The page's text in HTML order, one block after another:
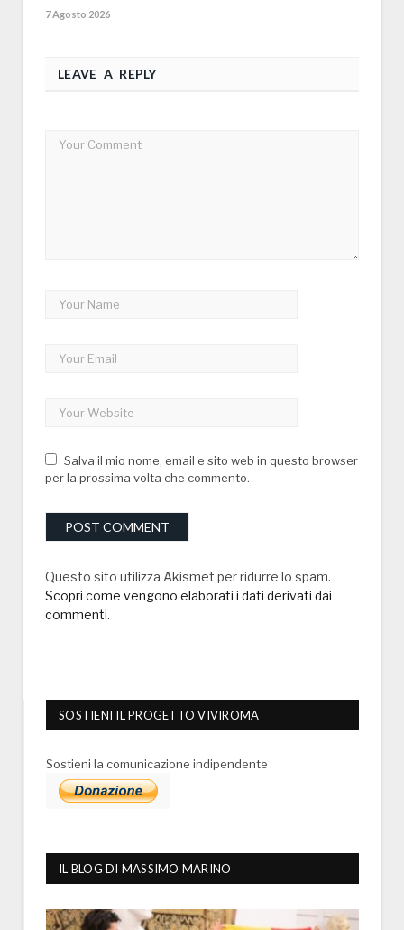
7 Agosto 2026
LEAVE A REPLY
Salva il mio nome, email e sito web in questo browser
per la prossima volta che commento.
Questo sito utilizza Akismet per ridurre lo spam.
Scopri come vengono elaborati i dati derivati dai
commenti.
SOSTIENI IL PROGETTO VIVIROMA
Sostieni la comunicazione indipendente
IL BLOG DI MASSIMO MARINO